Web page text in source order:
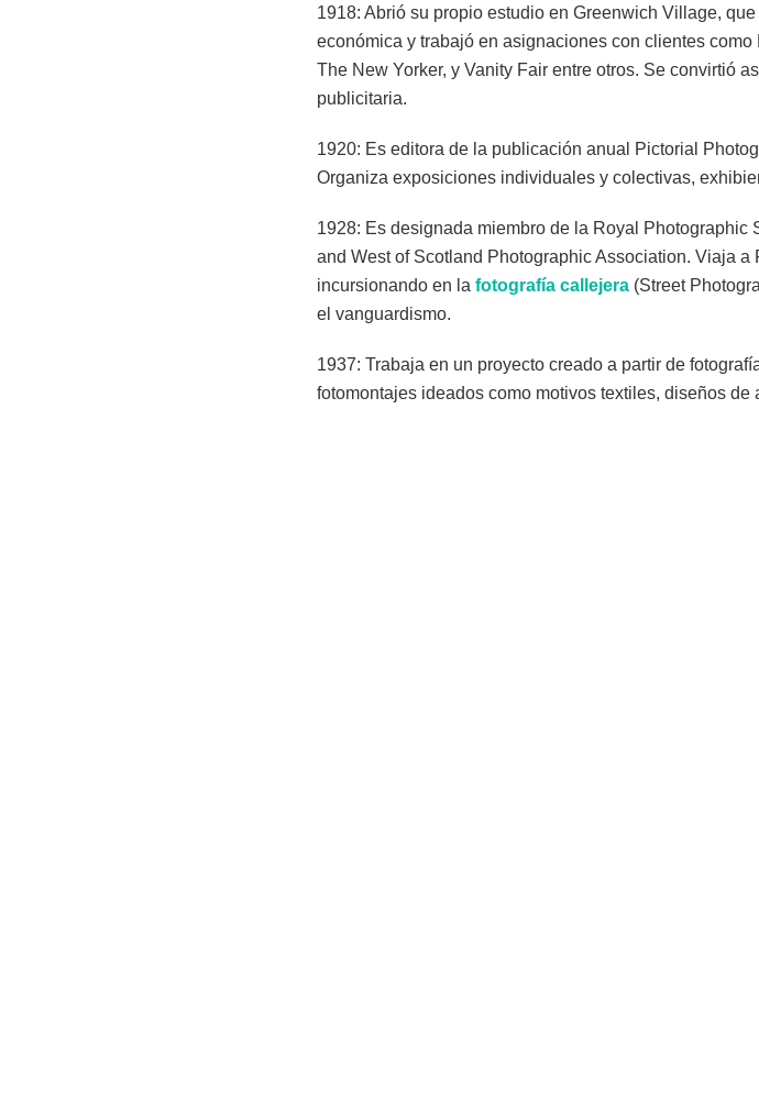
1918: Abrió su propio estudio en Greenwich Village,
económica y trabajó en asignaciones con clientes como
The New Yorker, y Vanity Fair entre otros. Se convirtió
publicitaria.
1920: Es editora de la publicación anual Pictorial
Organiza exposiciones individuales y colectivas,
1928: Es designada miembro de la Royal
and West of Scotland Photographic Association. Viaja
incursionando en la fotografía callejera (Street
el vanguardismo.
1937: Trabaja en un proyecto creado a partir de
fotomontajes ideados como motivos textiles, diseños